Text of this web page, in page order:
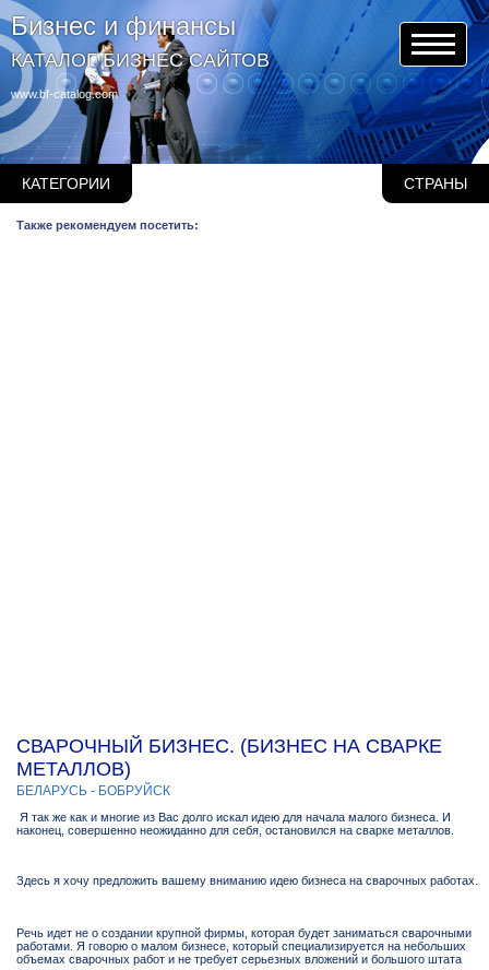
Бизнес и финансы
КАТАЛОГ БИЗНЕС САЙТОВ
www.bf-catalog.com
КАТЕГОРИИ СТРАНЫ
Также рекомендуем посетить:
СВАРОЧНЫЙ БИЗНЕС. (БИЗНЕС НА СВАРКЕ
МЕТАЛЛОВ)
БЕЛАРУСЬ - БОБРУЙСК
Я так же как и многие из Вас долго искал идею для начала малого бизнеса. И
наконец, совершенно неожиданно для себя, остановился на сварке металлов.
Здесь я хочу предложить вашему вниманию идею бизнеса на сварочных работах.
Речь идет не о создании крупной фирмы, которая будет заниматься сварочными
работами. Я говорю о малом бизнесе, который специализируется на небольших
объемах сварочных работ и не требует серьезных вложений и большого штата